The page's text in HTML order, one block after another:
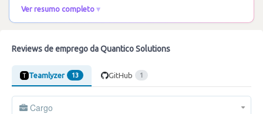
Ver resumo completo
Reviews de emprego da Quantico Solutions
Teamlyzer 13 GitHub 1
Cargo